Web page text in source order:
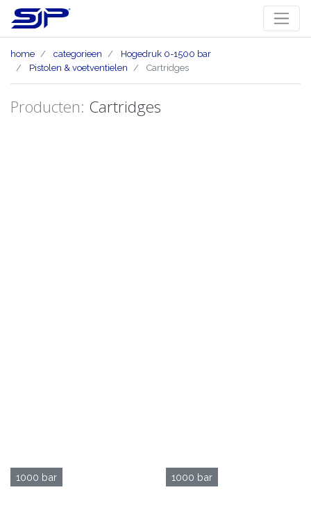
home categorieen
Hogedruk 0-1500 bar
Pistolen & voetventielen
Cartridges
Producten: Cartridges
1000 bar 1000 bar